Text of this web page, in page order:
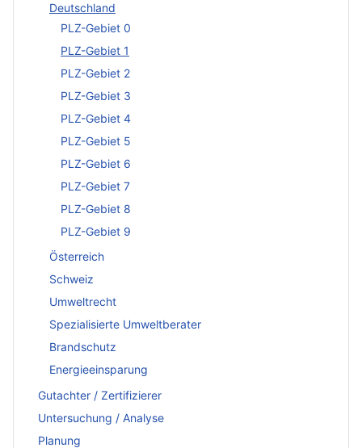
Deutschland
PLZ-Gebiet 0
PLZ-Gebiet 1
PLZ-Gebiet 2
PLZ-Gebiet 3
PLZ-Gebiet 4
PLZ-Gebiet 5
PLZ-Gebiet 6
PLZ-Gebiet 7
PLZ-Gebiet 8
PLZ-Gebiet 9
Österreich
Schweiz
Umweltrecht
Spezialisierte Umweltberater
Brandschutz
Energieeinsparung
Gutachter / Zertifizierer
Untersuchung / Analyse
Planung